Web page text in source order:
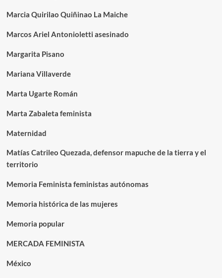
Marcia Quirilao Quiñinao La Maiche
Marcos Ariel Antonioletti asesinado
Margarita Pisano
Mariana Villaverde
Marta Ugarte Román
Marta Zabaleta feminista
Maternidad
Matías Catrileo Quezada, defensor mapuche de la tierra y el
territorio
Memoria Feminista feministas autónomas
Memoria histórica de las mujeres
Memoria popular
MERCADA FEMINISTA
México